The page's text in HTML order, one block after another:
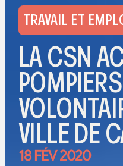
TRAVAIL ET
LA CSN
POMPIERS
VILLE DE
18 FÉV 2020